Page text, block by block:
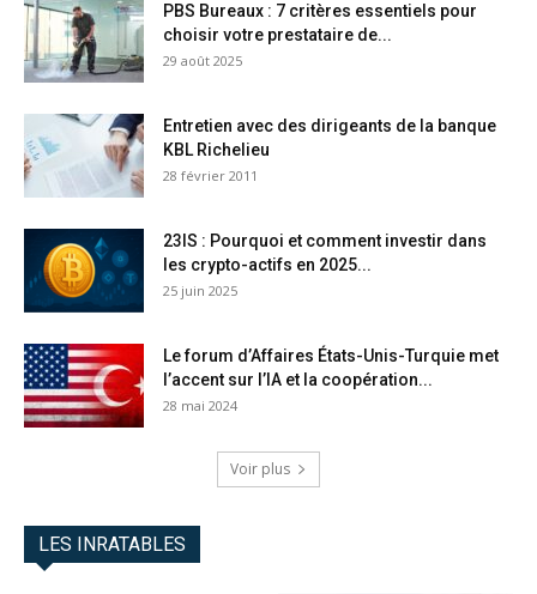
PBS Bureaux : 7 critères essentiels pour
choisir votre prestataire de...
29 août 2025
Entretien avec des dirigeants de la banque
KBL Richelieu
28 février 2011
23IS : Pourquoi et comment investir dans
les crypto-actifs en 2025...
25 juin 2025
Le forum d’Affaires États-Unis-Turquie met
l’accent sur l’IA et la coopération...
28 mai 2024
Voir plus
LES INRATABLES